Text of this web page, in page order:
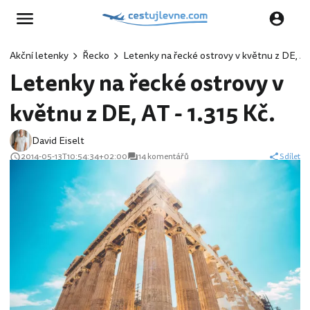
Akční letenky Řecko Letenky na řecké ostrovy v květnu z DE,
Letenky na řecké ostrovy v
květnu z DE, AT - 1.315 Kč.
David Eiselt
2014-05-13T10:54:34+02:00 14 komentářů Sdílet